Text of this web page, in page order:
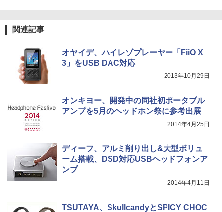
関連記事
オヤイデ、ハイレゾプレーヤー「FiiO X
3」をUSB DAC対応
2013年10月29日
オンキヨー、開発中の同社初ポータブル
アンプを5月のヘッドホン祭に参考出展
2014年4月25日
ディーフ、アルミ削り出し&大型ボリュ
ーム搭載、DSD対応USBヘッドフォンア
ンプ
2014年4月11日
TSUTAYA、SkullcandyとSPICY CHOC